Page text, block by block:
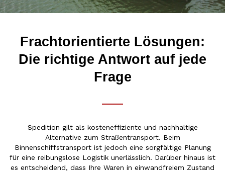
Frachtorientierte Lösungen:
Die richtige Antwort auf jede
Frage
Spedition gilt als kosteneffiziente und nachhaltige
Alternative zum Straßentransport. Beim
Binnenschiffstransport ist jedoch eine sorgfältige Planung
für eine reibungslose Logistik unerlässlich. Darüber hinaus ist
es entscheidend, dass Ihre Waren in einwandfreiem Zustand